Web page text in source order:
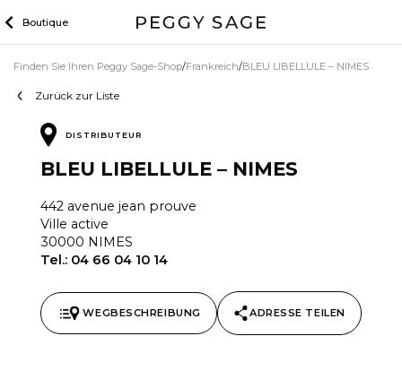
Inhalt
Boutique
Zurück zur Liste
Finden Sie Ihren Peggy Sage-Shop Frankreich BLEU LIBELLULE – NIMES
DISTRIBUTEUR
BLEU LIBELLULE – NIMES
442 avenue jean prouve
Ville active
30000 NIMES
Tel.: 04 66 04 10 14
WEGBESCHREIBUNG ADRESSE TEILEN